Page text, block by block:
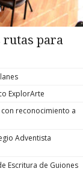
rutas para
ExplorArte
reconocimiento a
Adventista
Escritura de Guiones